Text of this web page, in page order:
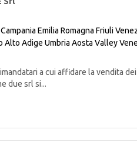
Campania Emilia Romagna Friuli
Alto Adige Umbria Aosta Valley
a cui affidare la vendita
due srl si...